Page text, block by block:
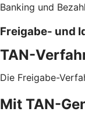
Banking und
Freigabe- und
TAN-
Die Freigabe-
Mit TAN-